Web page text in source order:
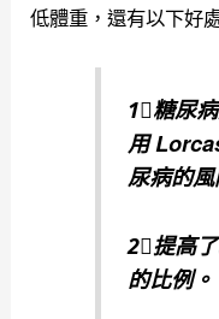
低體重，還有以下好
1⃣️糖尿
用
尿病的風
2⃣️提高
的比例。